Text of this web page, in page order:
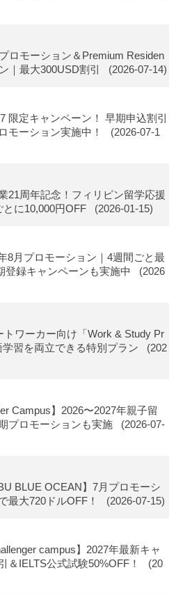
ロモーション＆Premium Residen
｜最大300USD割引
(2026-07-14)
限定キャンペーン！ 早期申込割引
モーション実施中！
(2026-07-1
21周年記念！フィリピン留学応援
に10,000円OFF (2026-01-15)
8月プロモーション｜4週間ごと最
登録キャンペーンも実施中
(2026
トワーカー向け「Work & Study Pr
習を両立できる特別プラン (202
Campus】2026〜2027年親子留
プロモーションも実施 (2026-07-
BLUE OCEAN】7月プロモーシ
最大720ドルOFF！
(2026-07-15)
campus】2027年最新キャ
＆IELTS公式試験50%OFF！
(20